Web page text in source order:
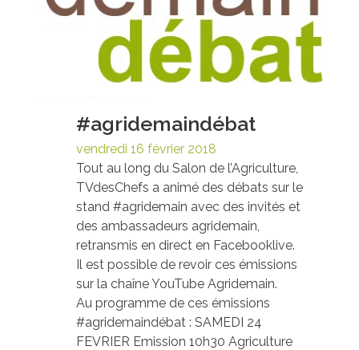
#agridemaindébat
vendredi 16 février 2018
Tout au long du Salon de l’Agriculture,
TVdesChefs a animé des débats sur le
stand #agridemain avec des invités et
des ambassadeurs agridemain,
retransmis en direct en Facebooklive.
Il est possible de revoir ces émissions
sur la chaîne YouTube Agridemain.
Au programme de ces émissions
#agridemaindébat : SAMEDI 24
FEVRIER Emission 10h30 Agriculture